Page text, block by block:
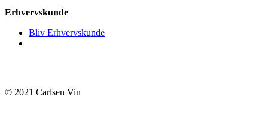
Erhvervskunde
Bliv Erhvervskunde
© 2021 Carlsen Vin